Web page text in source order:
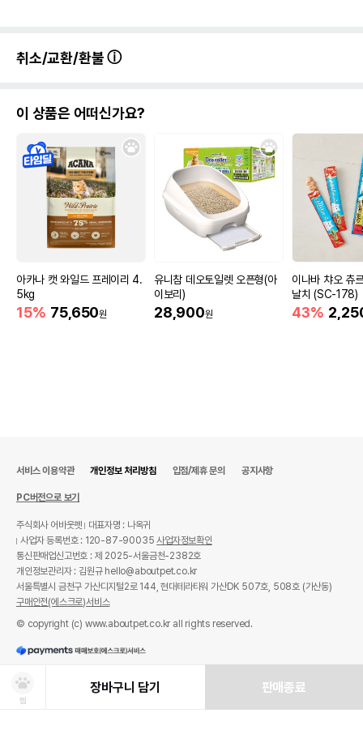
취소/교환/환불
이 상품은 어떠신가요?
아카나 캣 와일드 프레이리 4.
5kg
15% 75,650원
유니참 데오토일렛 오픈형(아
이보리)
28,900원
이나바 챠오 츄
날치 (SC-178)
43%
찜
장바구니 담기 판매종료
서비스 이용약관 개인정보 처리방침 입점/제휴 문의 공지사항
PC버전으로 보기
주식회사 어바웃펫
대표자명 : 나옥귀
사업자 등록번호 : 120-87-90035사업자정보확인
통신판매업신고번호 : 제 2025-서울금천-2382호
개인정보관리자 : 김원규 hello@aboutpet.co.kr
서울특별시 금천구 가산디지털2로 144, 현대테라타워 가산DK 507호, 508호 (가산동)
구매안전(에스크로)서비스
© copyright (c) www.aboutpet.co.kr all rights reserved.